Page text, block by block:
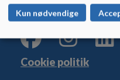
Sitemap
Cookie politik
Kun nødvendige